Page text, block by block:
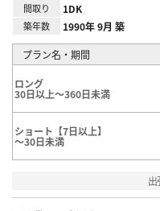
間取り 1DK
築年数 1990年 9月 築
プラン名・期間
ロング
30日以上～360日未満
ショート【7日以上】
～30日未満
出